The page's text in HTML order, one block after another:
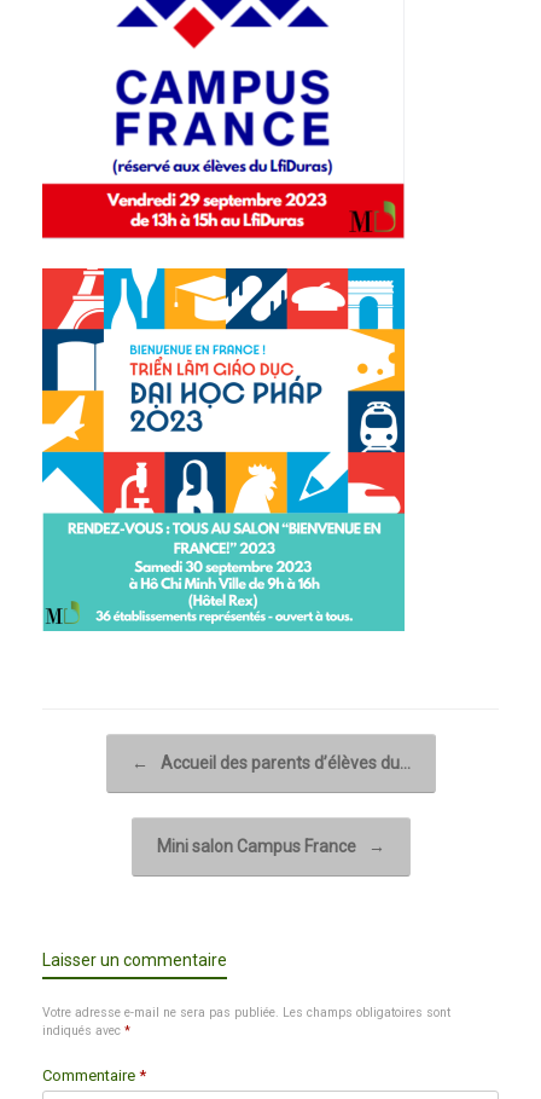
← Accueil des parents d’élèves du…
Mini salon Campus France →
Laisser un commentaire
Votre adresse e-mail ne sera pas publiée. Les champs obligatoires sont
indiqués avec *
Commentaire *